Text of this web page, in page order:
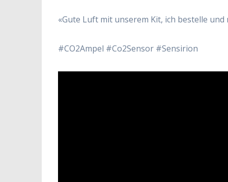
«Gute Luft mit unserem Kit, ich bestelle
#CO2Ampel #Co2Sensor #Sensirion